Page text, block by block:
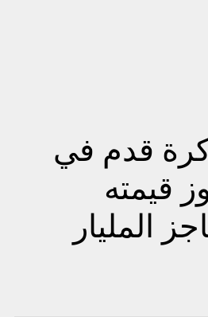
قدم في
قيمته
المليار